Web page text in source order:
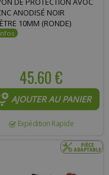
ANODISÉ NOIR
10MM (RONDE)
45.60 €
AJOUTER AU PANIER
Expédition Rapide